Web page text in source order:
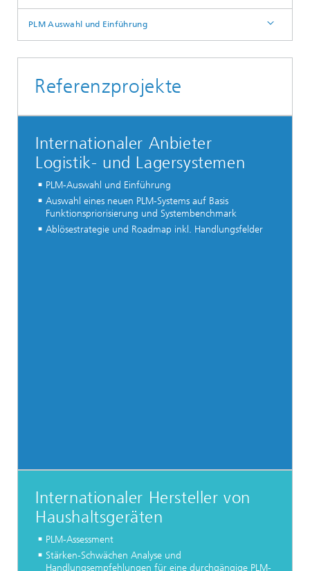
PLM Auswahl und Einführung
Referenzprojekte
Internationaler Anbieter
Logistik- und Lagersystemen
PLM-Auswahl und Einführung
Auswahl eines neuen PLM-Systems auf Basis
Funktionspriorisierung und Systembenchmark
Ablösestrategie und Roadmap inkl. Handlungsfelder
Internationaler Hersteller von
Haushaltsgeräten
PLM-Assessment
Stärken-Schwächen Analyse und
Handlungsempfehlungen für eine durchgängige PLM-